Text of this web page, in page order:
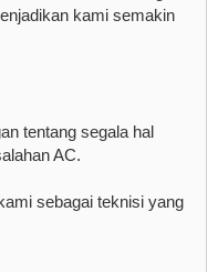
kami semakin
tentang segala hal
AC.
sebagai teknisi yang